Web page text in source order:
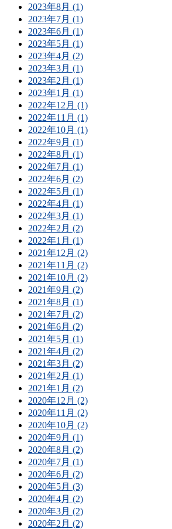
2023年8月 (1)
2023年7月 (1)
2023年6月 (1)
2023年5月 (1)
2023年4月 (2)
2023年3月 (1)
2023年2月 (1)
2023年1月 (1)
2022年12月 (1)
2022年11月 (1)
2022年10月 (1)
2022年9月 (1)
2022年8月 (1)
2022年7月 (1)
2022年6月 (2)
2022年5月 (1)
2022年4月 (1)
2022年3月 (1)
2022年2月 (2)
2022年1月 (1)
2021年12月 (2)
2021年11月 (2)
2021年10月 (2)
2021年9月 (2)
2021年8月 (1)
2021年7月 (2)
2021年6月 (2)
2021年5月 (1)
2021年4月 (2)
2021年3月 (2)
2021年2月 (1)
2021年1月 (2)
2020年12月 (2)
2020年11月 (2)
2020年10月 (2)
2020年9月 (1)
2020年8月 (2)
2020年7月 (1)
2020年6月 (2)
2020年5月 (3)
2020年4月 (2)
2020年3月 (2)
2020年2月 (2)